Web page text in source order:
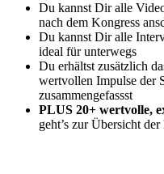
Du kannst Dir alle
nach dem Kongress
Du kannst Dir alle
ideal für unterwegs
Du erhältst zusätzlich
wertvollen Impulse der
zusammengefassst
PLUS 20+ wertvolle,
geht’s zur Übersicht